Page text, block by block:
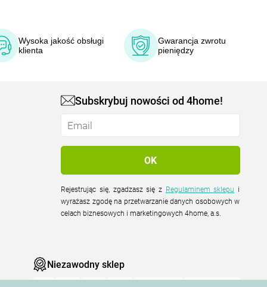
Wysoka jakość obsługi
klienta
Gwarancja zwrotu
pieniędzy
Subskrybuj nowości od 4home!
Rejestrując się, zgadzasz się z Regulaminem sklepu
wyrażasz zgodę na przetwarzanie danych osobowych w
celach biznesowych i marketingowych 4home, a.s.
Niezawodny sklep